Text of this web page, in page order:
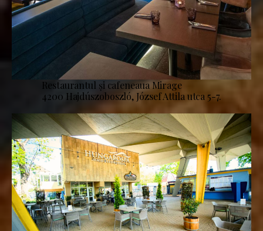
Restaurantul și cafeneaua Mirage
4200 Hajdúszoboszló, József Attila utca 5-7.